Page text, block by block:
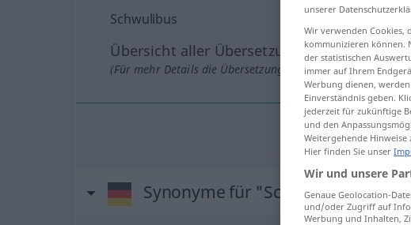
Schwulibus
Übersicht aller Übersetzungen
(Für mehr Details die Übersetzung anklicken/antippen)
Synonyme für "Schwulibus"
unserer
Wir verwenden Cookies,
kommunizieren können.
der statistischen
immer auf Ihrem
Werbung dienen,
Einverständnis geben.
jederzeit für zukünftige
und den
Weitergehende
Hier finden Sie unser
Wir und unsere
Genaue Geolocation-
und/oder Zugriff auf
Werbung und Inhalten,